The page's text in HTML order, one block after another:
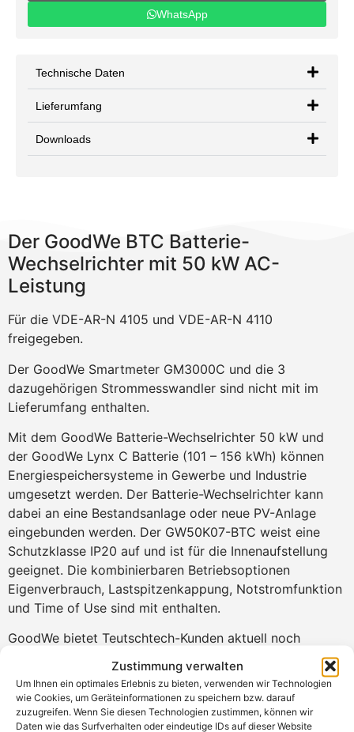
Zustimmung verwalten
Um Ihnen ein optimales Erlebnis zu bieten, verwenden wir Technologien
wie Cookies, um Geräteinformationen zu speichern bzw. darauf
zuzugreifen. Wenn Sie diesen Technologien zustimmen, können wir
Daten wie das Surfverhalten oder eindeutige IDs auf dieser Website
Technische Daten
Lieferumfang
Downloads
WhatsApp
Der GoodWe BTC Batterie-
Wechselrichter mit 50 kW AC-
Leistung
Für die VDE-AR-N 4105 und VDE-AR-N 4110
freigegeben.
Der GoodWe Smartmeter GM3000C und die 3
dazugehörigen Strommesswandler sind nicht mit im
Lieferumfang enthalten.
Mit dem GoodWe Batterie-Wechselrichter 50 kW und
der GoodWe Lynx C Batterie (101 – 156 kWh) können
Energiespeichersysteme in Gewerbe und Industrie
umgesetzt werden. Der Batterie-Wechselrichter kann
dabei an eine Bestandsanlage oder neue PV-Anlage
eingebunden werden. Der GW50K07-BTC weist eine
Schutzklasse IP20 auf und ist für die Innenaufstellung
geeignet. Die kombinierbaren Betriebsoptionen
Eigenverbrauch, Lastspitzenkappung, Notstromfunktion
und Time of Use sind mit enthalten.
GoodWe bietet Teutschtech-Kunden aktuell noch
eine kostenlose Inbetriebnahme-Unterstützung vor Ort,
wenn folgende Voraussetzungen erfüllt sind:
– C&I-Projekt in der DACH-Region.
– Einsatz von ETC/BTC-Serie zusammen mit Lynx C